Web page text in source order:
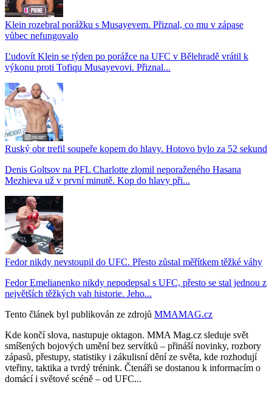
Klein rozebral porážku s Musayevem. Přiznal, co mu v zápase
vůbec nefungovalo
Ľudovít Klein se týden po porážce na UFC v Bělehradě vrátil k
výkonu proti Tofiqu Musayevovi. Přiznal...
Ruský obr trefil soupeře kopem do hlavy. Hotovo bylo za 52 sekund
Denis Goltsov na PFL Charlotte zlomil neporaženého Hasana
Mezhieva už v první minutě. Kop do hlavy při...
Fedor nikdy nevstoupil do UFC. Přesto zůstal měřítkem těžké váhy
Fedor Emelianenko nikdy nepodepsal s UFC, přesto se stal jednou z
největších těžkých vah historie. Jeho...
Tento článek byl publikován ze zdrojů MMAMAG.cz
Kde končí slova, nastupuje oktagon. MMA Mag.cz sleduje svět
smíšených bojových umění bez servítků – přináší novinky, rozbory
zápasů, přestupy, statistiky i zákulisní dění ze světa, kde rozhodují
vteřiny, taktika a tvrdý trénink. Čtenáři se dostanou k informacím o
domácí i světové scéně – od UFC...